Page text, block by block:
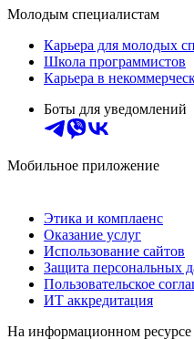
Молодым специалистам
Карьера для молодых
Школа программистов
Карьера в
Боты для уведомлений
Мобильное приложение
Этика и комплаенс
Оказание услуг
Использование сайтов
Защита персональных
Пользовательское
ИТ аккредитация
На информационном ресурсе